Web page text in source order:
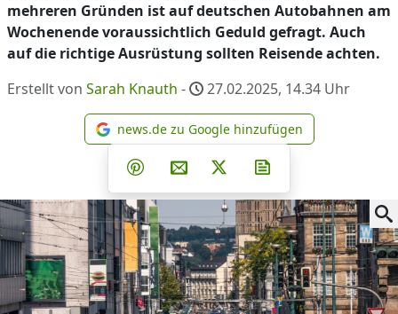
mehreren Gründen ist auf deutschen Autobahnen am
Wochenende voraussichtlich Geduld gefragt. Auch
auf die richtige Ausrüstung sollten Reisende achten.
Erstellt von Sarah Knauth - 27.02.2025, 14.34 Uhr
news.de zu Google
news.de zu Google hinzufügen
Teilen auf Facebook
Teilen auf Whatsapp
Teilen auf Telegram
Teilen auf Pinterest
Per E-Mail teilen
Post auf X